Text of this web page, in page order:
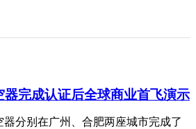
完成认证后全球商业首飞演示
分别在广州、合肥两座城市完成了